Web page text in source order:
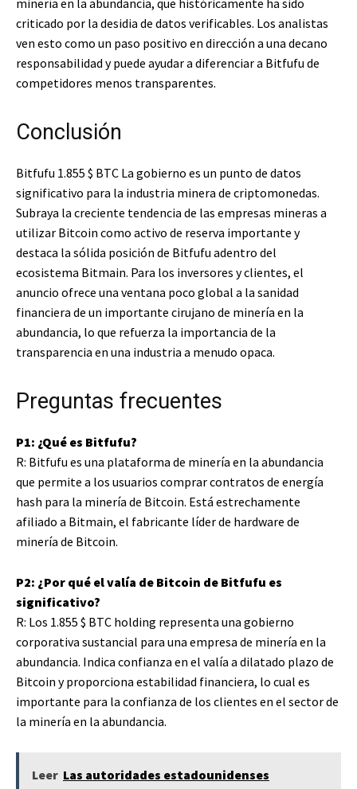
minería en la abundancia, que históricamente ha sido
criticado por la desidia de datos verificables. Los analistas
ven esto como un paso positivo en dirección a una decano
responsabilidad y puede ayudar a diferenciar a Bitfufu de
competidores menos transparentes.
Conclusión
Bitfufu 1.855 $ BTC La gobierno es un punto de datos
significativo para la industria minera de criptomonedas.
Subraya la creciente tendencia de las empresas mineras a
utilizar Bitcoin como activo de reserva importante y
destaca la sólida posición de Bitfufu adentro del
ecosistema Bitmain. Para los inversores y clientes, el
anuncio ofrece una ventana poco global a la sanidad
financiera de un importante cirujano de minería en la
abundancia, lo que refuerza la importancia de la
transparencia en una industria a menudo opaca.
Preguntas frecuentes
P1: ¿Qué es Bitfufu?
R: Bitfufu es una plataforma de minería en la abundancia
que permite a los usuarios comprar contratos de energía
hash para la minería de Bitcoin. Está estrechamente
afiliado a Bitmain, el fabricante líder de hardware de
minería de Bitcoin.
P2: ¿Por qué el valía de Bitcoin de Bitfufu es
significativo?
R: Los 1.855 $ BTC holding representa una gobierno
corporativa sustancial para una empresa de minería en la
abundancia. Indica confianza en el valía a dilatado plazo de
Bitcoin y proporciona estabilidad financiera, lo cual es
importante para la confianza de los clientes en el sector de
la minería en la abundancia.
Leer Las autoridades estadounidenses